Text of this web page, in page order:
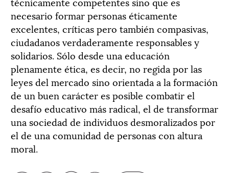
necesario formar personas éticamente
excelentes, críticas pero también compasivas,
ciudadanos verdaderamente responsables y
solidarios. Sólo desde una educación
plenamente ética, es decir, no regida por las
leyes del mercado sino orientada a la formación
de un buen carácter es posible combatir el
desafío educativo más radical, el de transformar
una sociedad de individuos desmoralizados por
el de una comunidad de personas con altura
moral.